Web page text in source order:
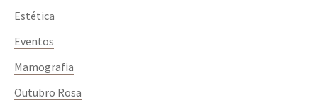
linfática da mama.
Medidas: as mamas devem ficar acomodadas no sutiã
e sem sobras na lateral ou medial. Saber as medida
das suas mamas e tórax é importante para saber o
número ideal do sutiã.
Estética
Eventos
Mamografia
Outubro Rosa